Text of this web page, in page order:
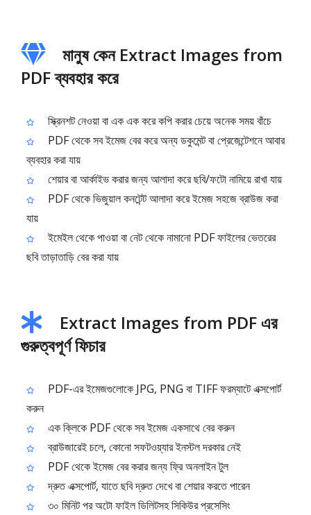
মানুষ কেন Extract Images from
PDF ব্যবহার করে
স্ক্রিনশট নেওয়া বা এক এক করে কপি করার চেয়ে অনেক সময় বাঁচে
PDF থেকে সব ইমেজ বের করে অন্য ডকুমেন্ট বা প্রেজেন্টেশনে আবার
ব্যবহার করা যায়
শেয়ার বা আর্কাইভ করার জন্য আলাদা করে ছবি/ফটো নামিয়ে রাখা যায়
PDF থেকে ভিজুয়াল কনটেন্ট আলাদা করে ইমেজ সহজে ব্রাউজ করা
যায়
ইমেইল থেকে পাওয়া বা নেট থেকে নামানো PDF ফাইলের ভেতরের
ছবি তাড়াতাড়ি বের করা যায়
Extract Images from PDF এর
গুরুত্বপূর্ণ ফিচার
PDF-এর ইমেজগুলোকে JPG, PNG বা TIFF ফরম্যাটে এক্সপোর্ট
করুন
এক ক্লিকে PDF থেকে সব ইমেজ একসাথে বের করুন
ব্রাউজারেই চলে, কোনো সফটওয়্যার ইনস্টল দরকার নেই
PDF থেকে ইমেজ বের করার জন্য ফ্রি অনলাইন টুল
দ্রুত এক্সপোর্ট, যাতে ছবি দ্রুত দেখে বা শেয়ার করতে পারেন
৩০ মিনিট পর অটো ফাইল ডিলিটসহ সিকিউর প্রসেসিং